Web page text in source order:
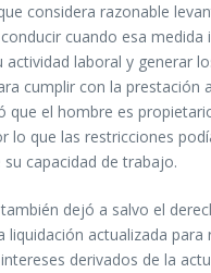
considera razonable
cuando esa medida
actividad laboral y generar
cumplir con la prestación
que el hombre es
lo que las restricciones
capacidad de trabajo.
dejó a salvo el
liquidación actualizada para
derivados de la